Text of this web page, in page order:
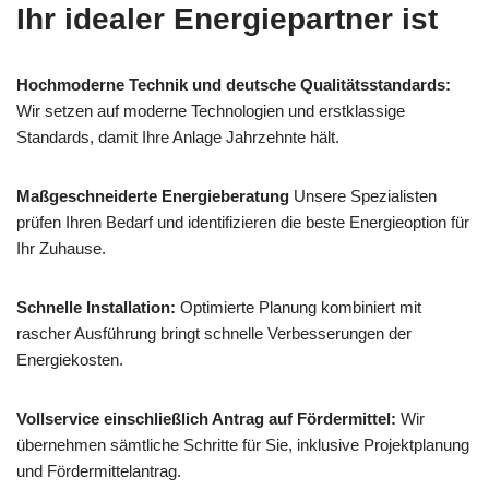
Ihr idealer Energiepartner ist
Hochmoderne Technik und deutsche Qualitätsstandards:
Wir setzen auf moderne Technologien und erstklassige
Standards, damit Ihre Anlage Jahrzehnte hält.
Maßgeschneiderte Energieberatung Unsere Spezialisten
prüfen Ihren Bedarf und identifizieren die beste Energieoption für
Ihr Zuhause.
Schnelle Installation: Optimierte Planung kombiniert mit
rascher Ausführung bringt schnelle Verbesserungen der
Energiekosten.
Vollservice einschließlich Antrag auf Fördermittel: Wir
übernehmen sämtliche Schritte für Sie, inklusive Projektplanung
und Fördermittelantrag.